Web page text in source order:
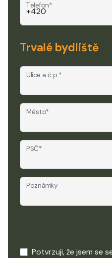
Telefon*
Trvalé bydliště
Ulice a č.p.*
Město*
PSČ*
Poznámky
Potvrzuji, že jsem se